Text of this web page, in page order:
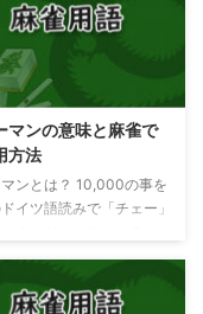
マンの意味と麻雀で
方法
ンとは？ 10,000の事を
イツ語読みで「チェー」
」以上は使いません。１：
マン（ド）、２：デーマン